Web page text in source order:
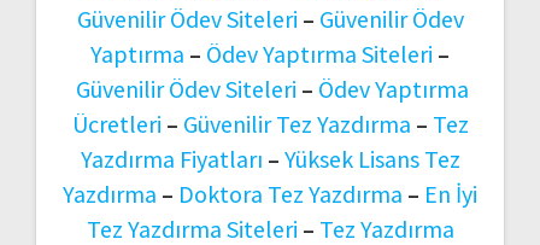
Güvenilir Ödev Siteleri – Güvenilir Ödev
Yaptırma – Ödev Yaptırma Siteleri –
Güvenilir Ödev Siteleri – Ödev Yaptırma
Ücretleri – Güvenilir Tez Yazdırma – Tez
Yazdırma Fiyatları – Yüksek Lisans Tez
Yazdırma – Doktora Tez Yazdırma – En İyi
Tez Yazdırma Siteleri – Tez Yazdırma